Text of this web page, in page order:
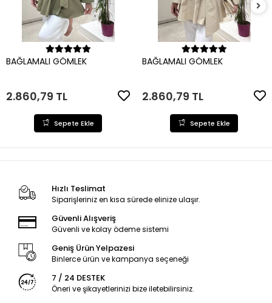
Sepete Ekle
BAĞLAMALI GÖMLEK
2.860,79 TL
Sepete Ekle
Sepete Ekle
BAĞLAMALI GÖMLEK
2.860,79 TL
Sepete Ekle
Hızlı Teslimat
Siparişleriniz en kısa sürede elinize ulaşır.
Güvenli Alışveriş
Güvenli ve kolay ödeme sistemi
Geniş Ürün Yelpazesi
Binlerce ürün ve kampanya seçeneği
7 / 24 DESTEK
Öneri ve şikayetlerinizi bize iletebilirsiniz.